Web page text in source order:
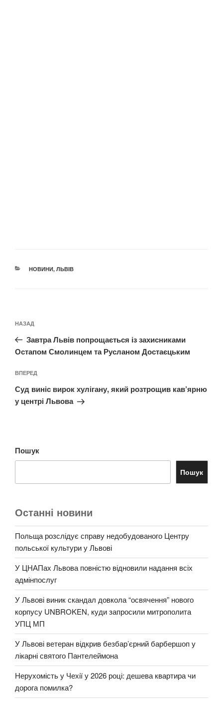
КАТЕГОРІЇ
НОВИНИ, ЛЬВІВ
записів
Попередній
запис:
НАЗАД
Завтра Львів попрощається із захисниками
Остапом Смолинцем та Русланом Достаєцьким
Наступний
запис
ВПЕРЕД
Суд виніс вирок хулігану, який розтрощив кав’ярню
у центрі Львова
Пошук
Пошук
Останні новини
Польща розслідує справу недобудованого Центру
польської культури у Львові
У ЦНАПах Львова повністю відновили надання всіх
адмінпослуг
У Львові виник скандал довкола “освячення” нового
корпусу UNBROKEN, куди запросили митрополита
УПЦ МП
У Львові ветеран відкрив безбар’єрний барбершоп у
лікарні святого Пантелеймона
Нерухомість у Чехії у 2026 році: дешева квартира чи
дорога помилка?